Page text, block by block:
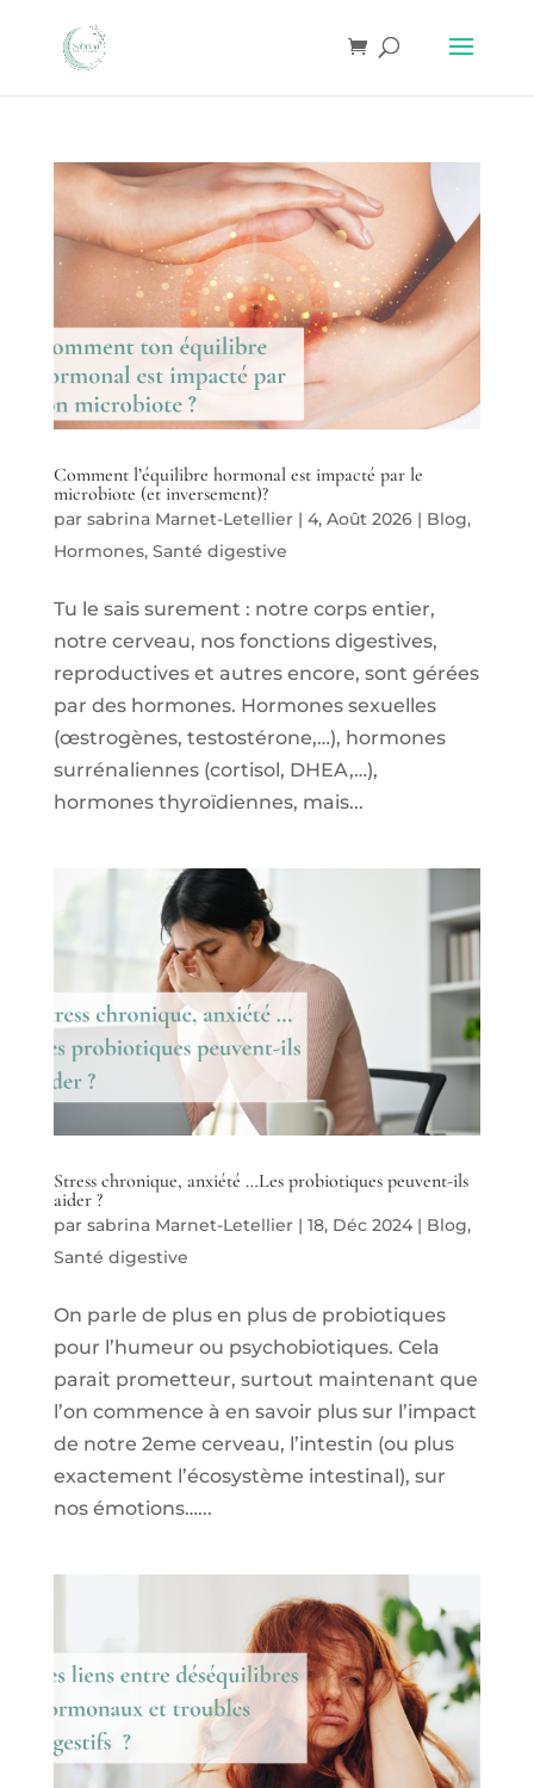
Comment l’équilibre hormonal est impacté par le
microbiote (et inversement)?
par sabrina Marnet-Letellier| 4, Août 2026| Blog,
Hormones, Santé digestive
Tu le sais surement : notre corps entier,
notre cerveau, nos fonctions digestives,
reproductives et autres encore, sont gérées
par des hormones. Hormones sexuelles
(œstrogènes, testostérone,…), hormones
surrénaliennes (cortisol, DHEA,…),
hormones thyroïdiennes, mais...
Stress chronique, anxiété …Les probiotiques peuvent-ils
aider ?
par sabrina Marnet-Letellier| 18, Déc 2024| Blog,
Santé digestive
On parle de plus en plus de probiotiques
pour l’humeur ou psychobiotiques. Cela
parait prometteur, surtout maintenant que
l’on commence à en savoir plus sur l’impact
de notre 2eme cerveau, l’intestin (ou plus
exactement l’écosystème intestinal), sur
nos émotions…...